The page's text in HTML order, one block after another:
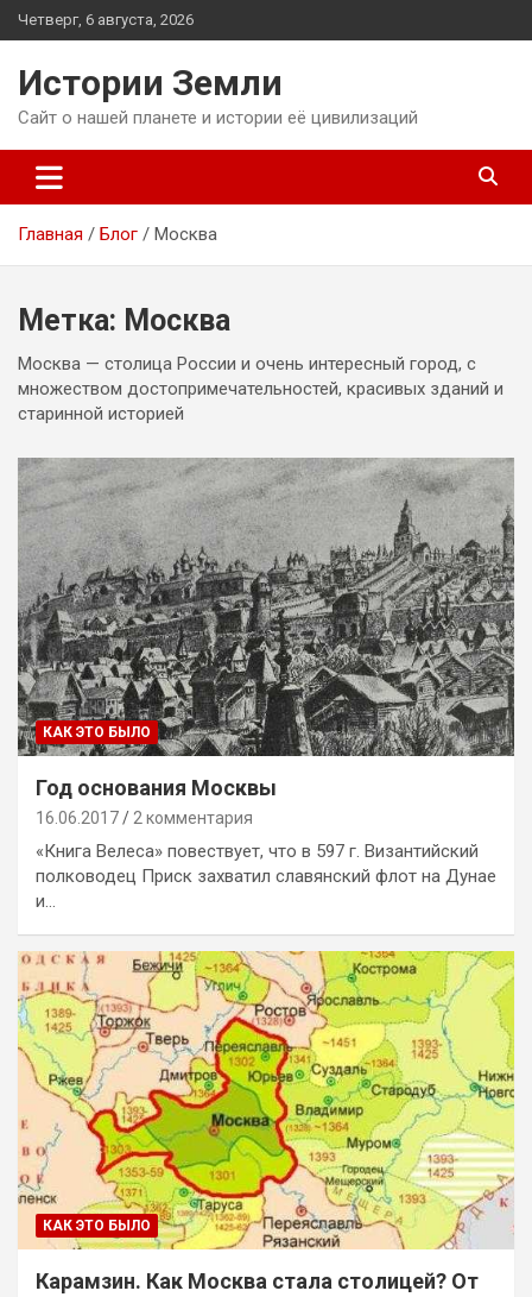
Перейти
к
Четверг, 6 августа, 2026
Истории Земли
Сайт о нашей планете и истории её цивилизаций
Главная Блог Москва
Метка: Москва
Москва — столица России и очень интересный город, с
множеством достопримечательностей, красивых зданий и
старинной историей
КАК ЭТО БЫЛО
Год основания Москвы
16.06.2017 2 комментария
«Книга Велеса» повествует, что в 597 г. Византийский
полководец Приск захватил славянский флот на Дунае
и…
КАК ЭТО БЫЛО
Карамзин. Как Москва стала столицей? От